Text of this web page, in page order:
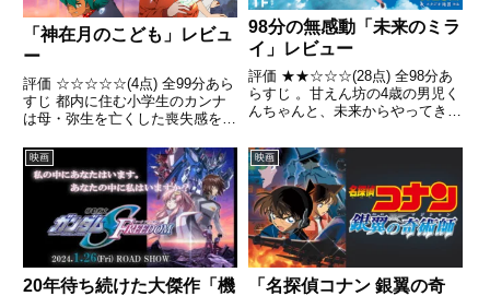
「神在月のこども」レビュ
ー
評価 ☆☆☆☆☆(4点) 全99分あら
すじ 都内に住む小学生のカンナ
は母・弥生を亡くした喪失感を拭
からも逃れようとするようになる
引用- Wikipedia
98分の無感動「未来のミラ
イ」レビュー
評価 ★★☆☆☆(28点) 全98分あ
らすじ 。甘えん坊の4歳の男児く
んちゃんと、未来からやってきた
げる不思議な冒険を通して、さま
ざまな家族の愛のかたちを描く。
引用- Wikipedia
映画
20年待ち続けた大傑作「機
映画
「名探偵コナン 銀翼の奇